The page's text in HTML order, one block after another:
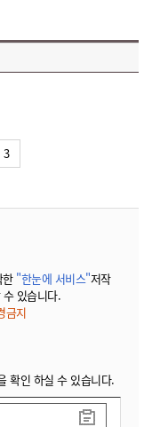
3
한 "한눈에 서비스"저작
있습니다.
금지
확인 하실 수 있습니다.